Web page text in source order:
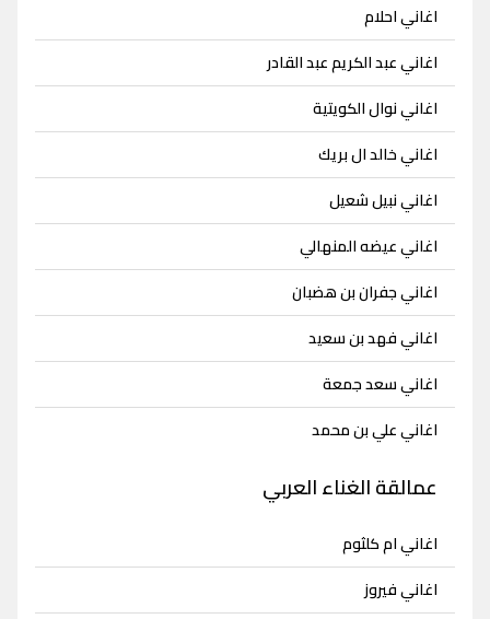
اغاني احلام
اغاني عبد الكريم عبد القادر
اغاني نوال الكويتية
اغاني خالد ال بريك
اغاني نبيل شعيل
اغاني عيضه المنهالي
اغاني جفران بن هضبان
اغاني فهد بن سعيد
اغاني سعد جمعة
اغاني علي بن محمد
عمالقة الغناء العربي
اغاني ام كلثوم
اغاني فيروز